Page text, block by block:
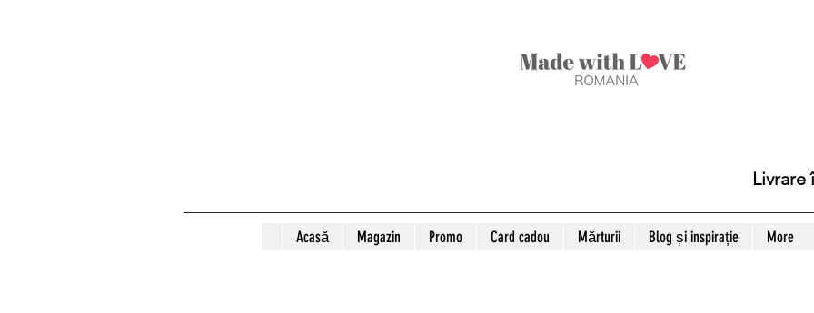
Livrare
Acasă Magazin Promo Card cadou Mărturii Blog și inspirație More